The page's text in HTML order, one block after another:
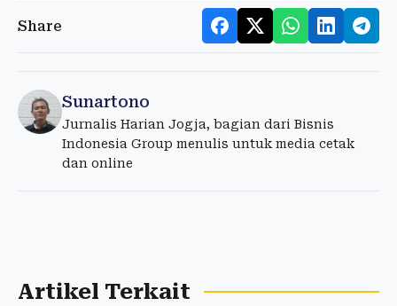
Share
Sunartono
Jurnalis Harian Jogja, bagian dari Bisnis
Indonesia Group menulis untuk media cetak
dan online
Artikel Terkait